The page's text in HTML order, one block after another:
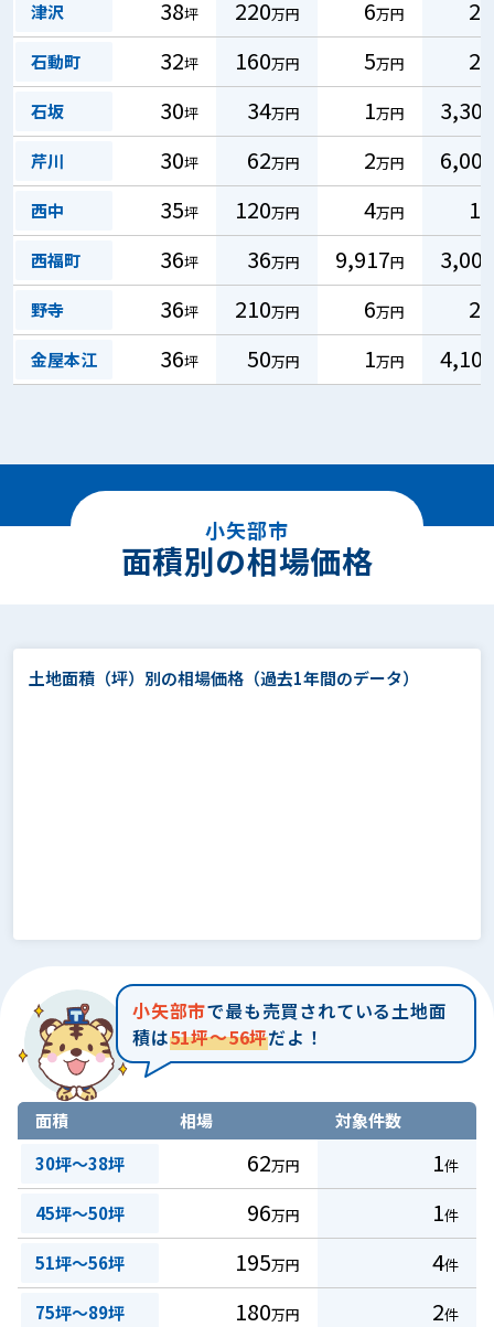
津沢 38坪 220万円 6万円 2
石動町 32坪 160万円 5万円 2
石坂 30坪 34万円 1万円 3,300
芹川 30坪 62万円 2万円 6,000
西中 35坪 120万円 4万円 1
西福町 36坪 36万円 9,917円 3,000
野寺 36坪 210万円 6万円 2
金屋本江 36坪 50万円 1万円 4,100
小矢部市
面積別の相場価格
土地面積（坪）別の相場価格 （過去1年間のデータ）
小矢部市で最も売買されている土地面
積は51坪～56坪だよ！
面積 相場
対象件数
30坪～38坪
62万円 1件
45坪～50坪 96万円 1件
51坪～56坪 195万円 4件
75坪～89坪 180万円 2件